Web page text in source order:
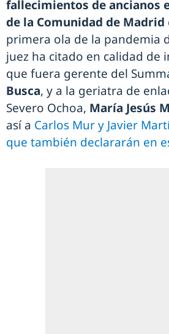
fallecimientos de ancianos
de la Comunidad de Madrid
primera ola de la pandemia
juez ha citado en calidad de
que fuera gerente del
Busca, y a la geriatra de
Severo Ochoa, María Jesús
así a Carlos Mur y Javier
que también declararán en